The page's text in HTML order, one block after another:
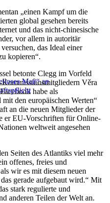
„einen Kampf um die
global gesehen bereits
und das nicht-chinesische
vor allem in autoritär
das Ideal einer
kopieren“.
Maß“ an
betonte Clegg im Vorfeld
Věra
habe als
den europäischen Werten“
an die neuen Mitglieder der
er EU-Vorschriften für Online-
weltweit angesehen
Seiten des Atlantiks viel mehr
offenes, freies und
wir es mit diesem neuen
gerade aufgebaut wird.“ Mit
stark regulierte und
anderen Teilen der Welt an.